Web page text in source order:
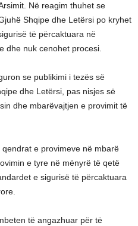
Në reagim thuhet se
Shqipe dhe Letërsi po kryhet
të përcaktuara në
dhe nuk cenohet procesi.
se publikimi i tezës së
dhe Letërsi, pas nisjes së
dhe mbarëvajtjen e provimit të
e provimeve në mbarë
e tyre në mënyrë të qetë
e sigurisë të përcaktuara
të angazhuar për të